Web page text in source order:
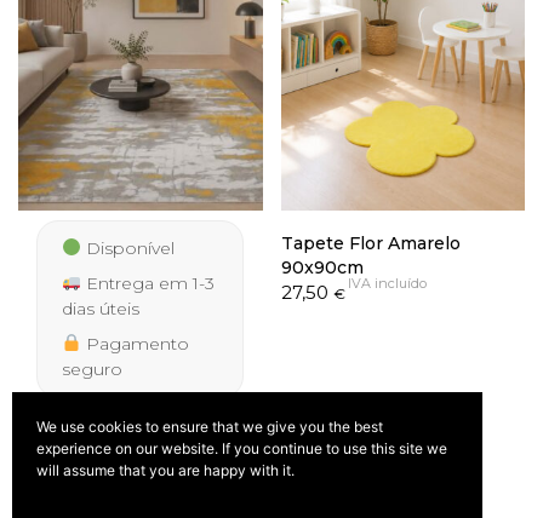
Disponível
Entrega em 1-3
dias úteis
Pagamento
seguro
Tapete Palmera 9676
Amarelo
Tapete Flor Amarelo
90x90cm
27,50 €
IVA incluído
We use cookies to ensure that we give you the best
experience on our website. If you continue to use this site we
will assume that you are happy with it.